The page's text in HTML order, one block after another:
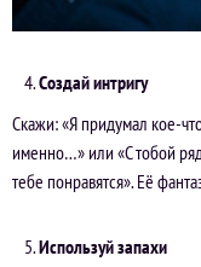
Создай интригу
Скажи:«Я придумал кое-
именно…» или «С тобой
тебе понравятся». Её
Используй запахи